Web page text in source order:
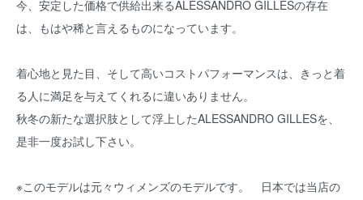
今、安定した価格で供給出来るALESSANDRO GILLESの存在
は、もはや稀と言えるものになっています。
着心地と見た目、そして高いコストパフォーマンスは、きっと着
る人に満足を与えてくれるに違いありません。
秋冬の新たな選択肢として浮上したALESSANDRO GILLESを、
是非一度お試し下さい。
※このモデルは元々ウィメンズのモデルです。 日本では当店の